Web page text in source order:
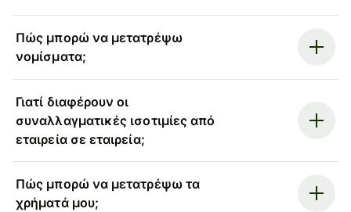
Πώς μπορώ να μετατρέψω
νομίσματα;
Γιατί διαφέρουν οι
συναλλαγματικές ισοτιμίες από
εταιρεία σε εταιρεία;
Πώς μπορώ να μετατρέψω τα
χρήματά μου;